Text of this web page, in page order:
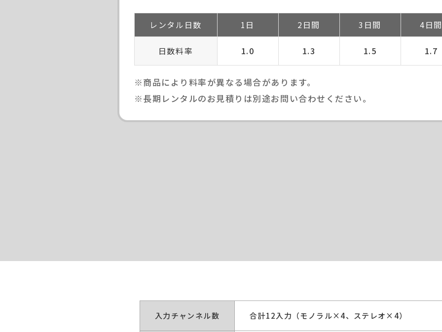
レンタル日数 1日 2日間 3日間 4日間
日数料率 1.0 1.3 1.5 1.7
※商品により料率が異なる場合があります。
※長期レンタルのお見積りは別途お問い合わせください。
入力チャンネル数 合計12入力（モノラル×4、ステレオ×4）